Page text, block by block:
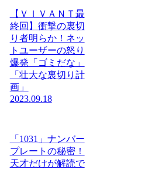
【ＶＩＶＡＮＴ最
終回】衝撃の裏切
り者明らか！ネッ
トユーザーの怒り
爆発「ゴミだな」
「壮大な裏切り計
画」
2023.09.18
「1031」ナンバー
プレートの秘密！
天才だけが解読で